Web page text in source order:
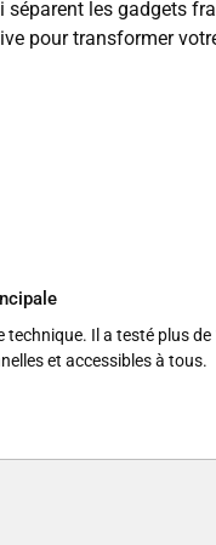
les gadgets
pour transformer
technique. Il a testé plus
et accessibles à tous.